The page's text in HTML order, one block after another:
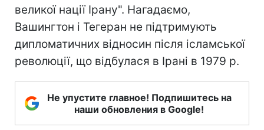
великої нації Ірану". Нагадаємо,
Вашингтон і Тегеран не підтримують
дипломатичних відносин після ісламської
революції, що відбулася в Ірані в 1979 р.
Не упустите главное! Подпишитесь на
наши обновления в Google!